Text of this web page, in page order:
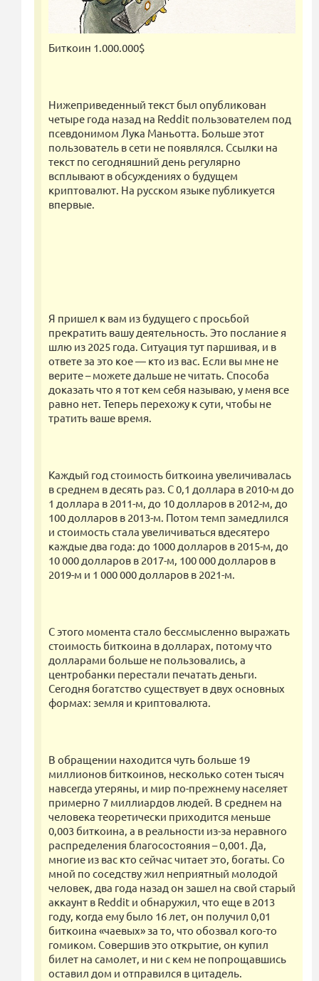
Биткоин 1.000.000$
Нижеприведенный текст был опубликован
четыре года назад на Reddit пользователем под
псевдонимом Лука Маньотта. Больше этот
пользователь в сети не появлялся. Ссылки на
текст по сегодняшний день регулярно
всплывают в обсуждениях о будущем
криптовалют. На русском языке публикуется
впервые.
Я пришел к вам из будущего с просьбой
прекратить вашу деятельность. Это послание я
шлю из 2025 года. Ситуация тут паршивая, и в
ответе за это кое — кто из вас. Если вы мне не
верите – можете дальше не читать. Способа
доказать что я тот кем себя называю, у меня все
равно нет. Теперь перехожу к сути, чтобы не
тратить ваше время.
Каждый год стоимость биткоина увеличивалась
в среднем в десять раз. С 0,1 доллара в 2010-м до
1 доллара в 2011-м, до 10 долларов в 2012-м, до
100 долларов в 2013-м. Потом темп замедлился
и стоимость стала увеличиваться вдесятеро
каждые два года: до 1000 долларов в 2015-м, до
10 000 долларов в 2017-м, 100 000 долларов в
2019-м и 1 000 000 долларов в 2021-м.
С этого момента стало бессмысленно выражать
стоимость биткоина в долларах, потому что
долларами больше не пользовались, а
центробанки перестали печатать деньги.
Сегодня богатство существует в двух основных
формах: земля и криптовалюта.
В обращении находится чуть больше 19
миллионов биткоинов, несколько сотен тысяч
навсегда утеряны, и мир по-прежнему населяет
примерно 7 миллиардов людей. В среднем на
человека теоретически приходится меньше
0,003 биткоина, а в реальности из-за неравного
распределения благосостояния – 0,001. Да,
многие из вас кто сейчас читает это, богаты. Со
мной по соседству жил неприятный молодой
человек, два года назад он зашел на свой старый
аккаунт в Reddit и обнаружил, что еще в 2013
году, когда ему было 16 лет, он получил 0,01
биткоина «чаевых» за то, что обозвал кого-то
гомиком. Совершив это открытие, он купил
билет на самолет, и ни с кем не попрощавшись
оставил дом и отправился в цитадель.